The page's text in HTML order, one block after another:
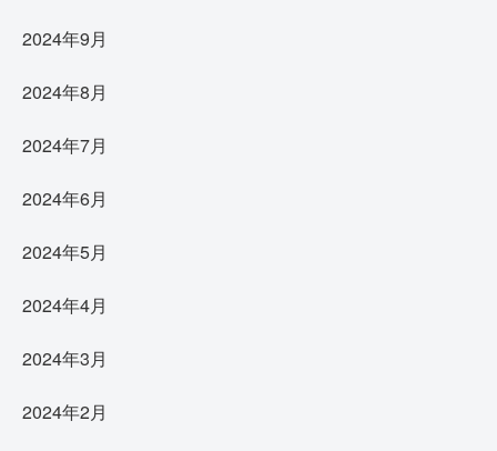
2024年9月
2024年8月
2024年7月
2024年6月
2024年5月
2024年4月
2024年3月
2024年2月